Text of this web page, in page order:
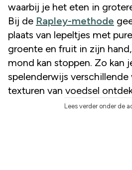
waarbij je het eten in
Bij de Rapley-methode
plaats van lepeltjes met
groente en fruit in zijn
mond kan stoppen. Zo kan
spelenderwijs verschillende
texturen van voedsel
Lees verder onder de